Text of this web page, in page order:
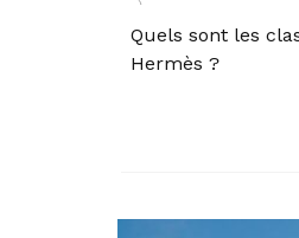
Post
Quels sont les
Hermès ?